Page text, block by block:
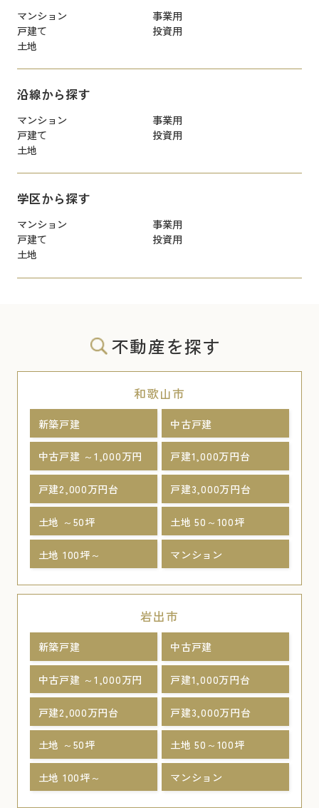
マンション
事業用
戸建て
投資用
土地
沿線から探す
マンション
事業用
戸建て
投資用
土地
学区から探す
マンション
事業用
戸建て
投資用
土地
不動産を探す
和歌山市
新築戸建 中古戸建
中古戸建 ～1,000万円 戸建1,000万円台
戸建2,000万円台 戸建3,000万円台
土地 ～50坪 土地 50～100坪
土地 100坪～ マンション
岩出市
新築戸建 中古戸建
中古戸建 ～1,000万円 戸建1,000万円台
戸建2,000万円台 戸建3,000万円台
土地 ～50坪 土地 50～100坪
土地 100坪～ マンション